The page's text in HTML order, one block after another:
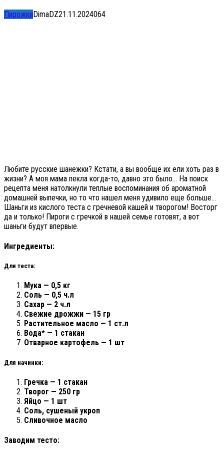
ПирожкиDimaDZ21.11.2024064
Любите русские шанежки? Кстати, а вы вообще их ели хоть раз в
жизни? А моя мама пекла когда-то, давно это было… На поиск
рецепта меня натолкнули теплые воспоминания об ароматной
домашней выпечки, но то что нашел меня удивило еще больше…
Шаньги из кислого теста с гречневой кашей и творогом! Восторг
да и только! Пироги с гречкой в нашей семье готовят, а вот
шаньги будут впервые.
Ингредиенты:
Для теста:
Мука — 0,5 кг
Соль — 0,5 ч.л
Сахар — 2 ч.л
Свежие дрожжи — 15 гр
Растительное масло — 1 ст.л
Вода* — 1 стакан
Отварное картофель — 1 шт
Для начинки:
Гречка — 1 стакан
Творог — 250 гр
Яйцо — 1 шт
Соль, сушеный укроп
Сливочное масло
Заводим тесто: